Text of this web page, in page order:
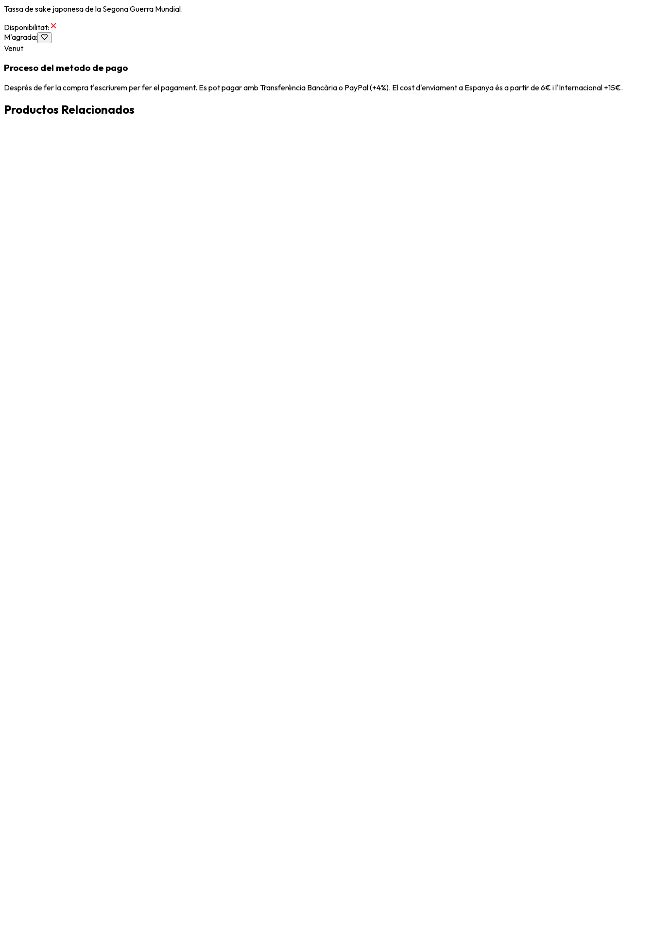
Tassa de sake japonesa de la Segona Guerra Mundial.
Disponibilitat:
M'agrada:
Venut
Proceso del metodo de pago
Després de fer la compra t'escriurem per fer el pagament. Es pot pagar amb Transferència Bancària o PayPal (+4%). El cost d'enviament a Espanya és a partir de 6€ i l'Internacional +15€.
Productos Relacionados